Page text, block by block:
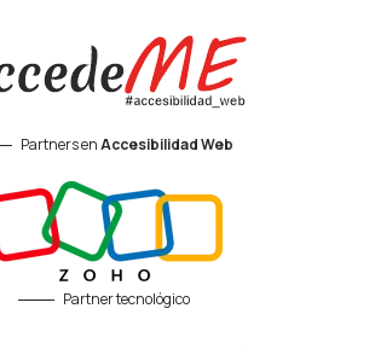
Partners enAccesibilidad Web
Partner tecnológico